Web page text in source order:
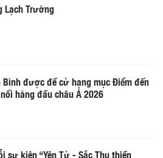
Lạch Trường
Bình được đề cử hạng mục Điểm đến
hàng đầu châu Á 2026
sự kiện “Yên Tử - Sắc Thu thiền